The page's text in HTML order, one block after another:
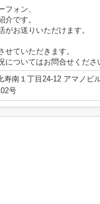
ォン、
です。
お送りいただけます。
ていただきます。
ついてはお問合せくださ
寿南１丁目24-12 アマノビ
号